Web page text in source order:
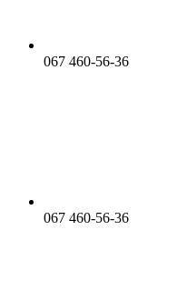
067 460-56-36
067 460-56-36